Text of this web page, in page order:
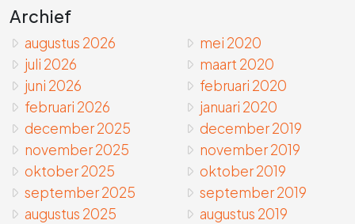
Archief
augustus 2026
juli 2026
juni 2026
februari 2026
december 2025
november 2025
oktober 2025
september 2025
augustus 2025
mei 2020
maart 2020
februari 2020
januari 2020
december 2019
november 2019
oktober 2019
september 2019
augustus 2019